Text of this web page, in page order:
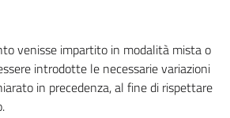
venisse impartito in modalità mista o
introdotte le necessarie variazioni
in precedenza, al fine di rispettare